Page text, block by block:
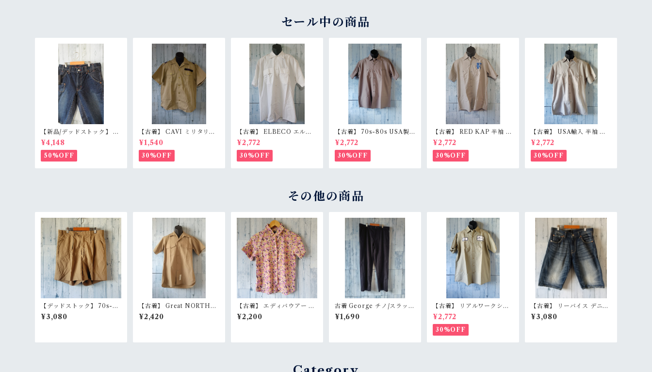
セール中の商品
【新品/デッドストック】 B
LUE WAY ブルーウェイ 日
本製 デニムショートパンツ
S/M/L（M1431-50） 膝下
丈 職人加工 アメカジ RankS
¥4,148
50%OFF
【古着】 CAVI ミリタリー
風 半袖シャツ XL（身幅63c
m） ベージュ 金ボタン 80s
ロック エポレット オーバー
サイズ RankB
¥1,540
30%OFF
【古着】 ELBECO エルベ
コ 半袖 ワークシャツ L（身
幅63.5cm） ホワイト 白 ビ
ッグシルエット オーバーサ
イズ RankB
¥2,772
30%OFF
【古着】 70s-80s USA製
RED KAP 半袖 ワークシャ
ツ L（身幅62cm） チャコ
ール レッドキャップ ヴィン
テージ RankC
¥2,772
30%OFF
【古着】 RED KAP 半袖 ワ
ークシャツ M〜L相当（身
幅55cm） 刺しゅう入り 企
業ロゴ レッドキャップ アジ
感有 RankC
¥2,772
30%OFF
【古着】 USA輸入 半袖 ワ
ークシャツ L（身幅59.5c
m） ベージュグレー スナッ
プボタン 薄手 アメカジ Ran
kB
¥2,772
30%OFF
その他の商品
【デッドストック】 70s-80
s スウェーデン軍 実物 ショ
ートパンツ 44/46展開（W7
¥3,080
【古着】 Great NORTHER
N 半袖 ミリタリーシャツ M
オープンカラー 開襟 カーキ/
¥2,420
【古着】 エディバウアー レ
ーヨン シルク 半袖シャツ P
S（レディースXS〜S相当）
¥2,200
古着 George チノ/スラック
ス サイズ36×30 ブラック系
RankB
¥1,690
【古着】 リアルワークシャ
ツ 半袖 L グレー ビッグシル
エット ワーク感 オイル汚
れ・アジ感有り 雰囲気抜群
RankD
¥2,772
30%OFF
【古着】 リーバイス デニム
ショートパンツ W30（実寸
ウエスト81cm） 濃紺 イン
¥3,080